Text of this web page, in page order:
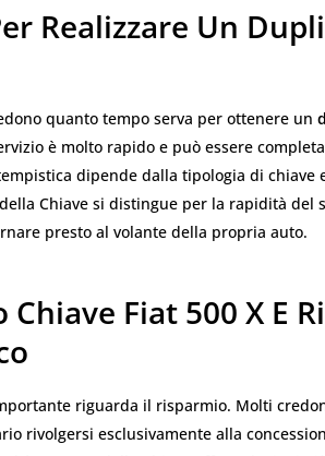
Realizzare Un
quanto tempo serva per ottenere un
è molto rapido e può essere
dipende dalla tipologia di chiave
Chiave si distingue per la rapidità del
presto al volante della propria auto.
Fiat 500 X E
riguarda il risparmio. Molti
rivolgersi esclusivamente alla